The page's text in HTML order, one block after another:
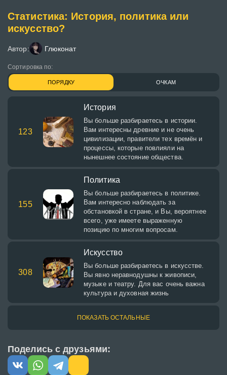
Статистика: История, политика или
искусство?
Автор: Глюконат
Сортировка по:
ПОРЯДКУ ОЧКАМ
123
История
Вы больше разбираетесь в истории.
Вам интересны древние и не очень
цивилизации, правители тех времён и
процессы, которые повлияли на
нынешнее состояние общества.
155
Политика
Вы больше разбираетесь в политике.
Вам интересно наблюдать за
обстановкой в стране, и Вы, вероятнее
всего, уже имеете выраженную
позицию по многим вопросам.
308
Искусство
Вы больше разбираетесь в искусстве.
Вы явно неравнодушны к живописи,
музыке и театру. Для вас очень важна
культура и духовная жизнь
ПОКАЗАТЬ ОСТАЛЬНЫЕ
Поделись с друзьями: